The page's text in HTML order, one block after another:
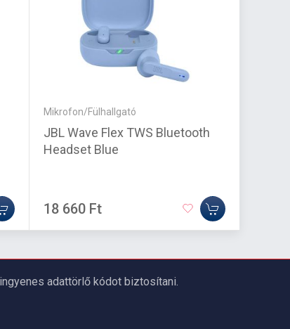
Mikrofon/Fülhallgató
JBL Wave Flex TWS Bluetooth
Headset Blue
18 660 Ft
adattörlő kódot biztosítani.